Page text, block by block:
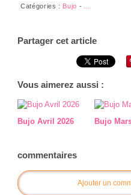
Catégories : Bujo -
Partager cet article
Vous aimerez aussi :
Bujo Avril 2026
Bujo
commentaires
Ajouter un